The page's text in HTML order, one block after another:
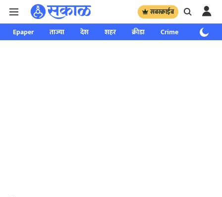
सबस्क्राईब
Epaper ताज्या देश शहर क्रीडा Crime साप्ताहिक